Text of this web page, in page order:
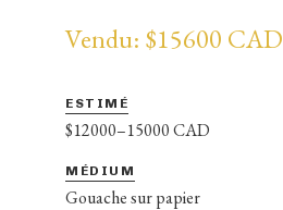
Vendu: $15600 CAD
ESTIMÉ
$12000–15000 CAD
MÉDIUM
Gouache sur papier